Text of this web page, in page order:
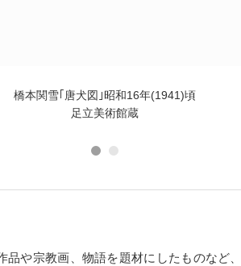
橋本関雪｢唐犬図｣昭和16年(1941)頃
足立美術館蔵
品や宗教画、物語を題材にしたものなど